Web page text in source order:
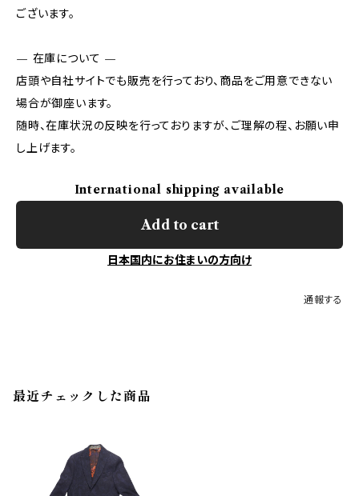
ございます。
— 在庫について —
店頭や自社サイトでも販売を行っており、商品をご用意できない
場合が御座います。
随時、在庫状況の反映を行っておりますが、ご理解の程、お願い申
し上げます。
International shipping available
Add to cart
日本国内にお住まいの方向け
通報する
最近チェックした商品